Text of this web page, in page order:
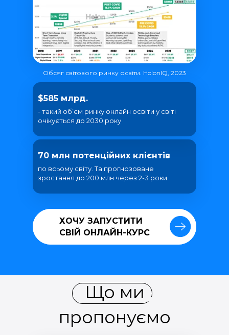
$585 млрд.
Обсяг світового ринку освіти. HolonIQ, 2023
- такий об’єм ринку онлайн освіти у світі
очікується до 2030 року
70 млн потенційних клієнтів
по всьому світу. Та прогнозоване
зростання до 200 млн через 2-3 роки
ХОЧУ ЗАПУСТИТИ
СВІЙ ОНЛАЙН-КУРС
ХОЧУ ЗАПУСТИТИ
СВІЙ ОНЛАЙН-КУРС
Що ми
пропонуємо